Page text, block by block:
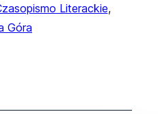
Literackie,
Góra